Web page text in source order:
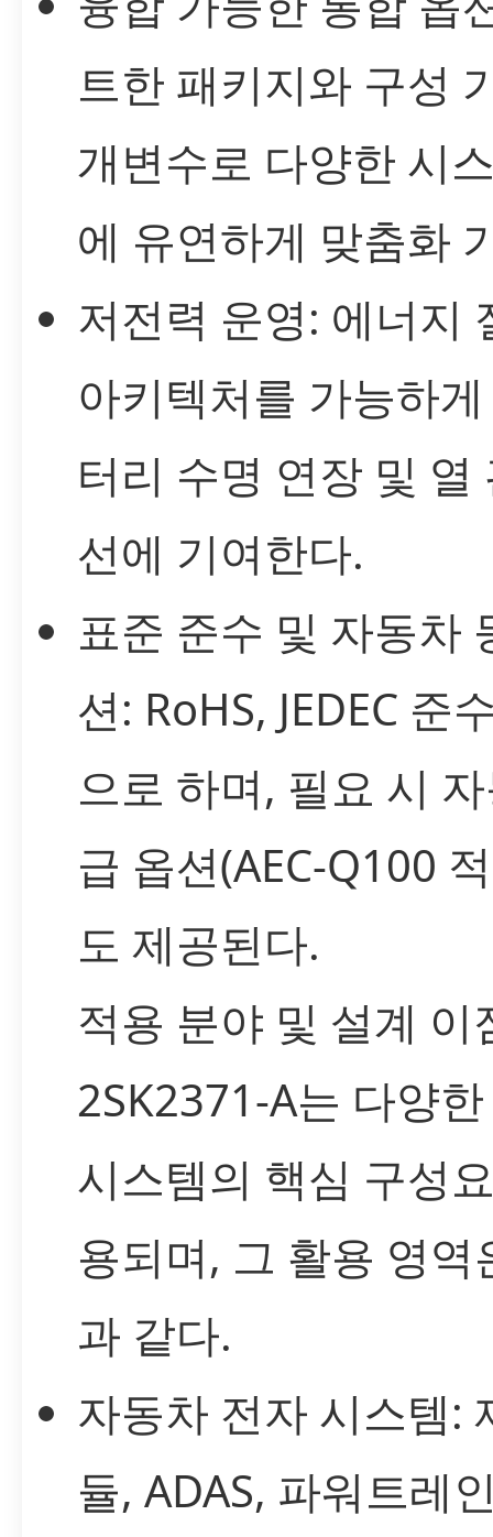
트한 패키지와 구성
개변수로 다양한 시
에 유연하게 맞춤화
저전력 운영: 에너지
아키텍처를 가능하
터리 수명 연장 및 열
선에 기여한다.
표준 준수 및 자동차
션: RoHS, JEDEC 준
으로 하며, 필요 시
급 옵션(AEC-Q100
도 제공된다.
적용 분야 및 설계 이
2SK2371-A는 다양
시스템의 핵심 구성
용되며, 그 활용 영역
과 같다.
자동차 전자 시스템:
듈, ADAS, 파워트레